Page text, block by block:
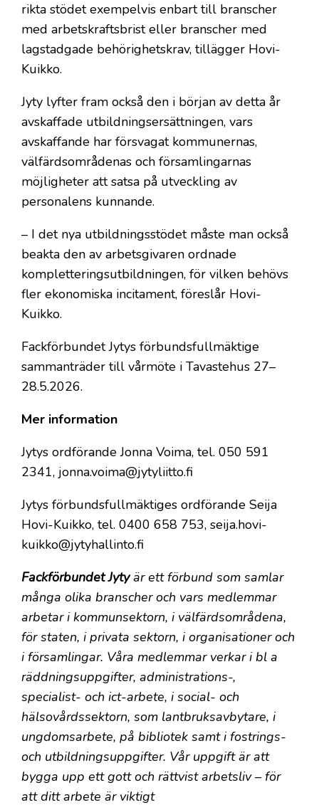
rikta stödet exempelvis enbart till branscher
med arbetskraftsbrist eller branscher med
lagstadgade behörighetskrav, tillägger Hovi-
Kuikko.
Jyty lyfter fram också den i början av detta år
avskaffade utbildningsersättningen, vars
avskaffande har försvagat kommunernas,
välfärdsområdenas och församlingarnas
möjligheter att satsa på utveckling av
personalens kunnande.
– I det nya utbildningsstödet måste man också
beakta den av arbetsgivaren ordnade
kompletteringsutbildningen, för vilken behövs
fler ekonomiska incitament, föreslår Hovi-
Kuikko.
Fackförbundet Jytys förbundsfullmäktige
sammanträder till vårmöte i Tavastehus 27–
28.5.2026.
Mer information
Jytys ordförande Jonna Voima, tel. 050 591
2341, jonna.voima@jytyliitto.fi
Jytys förbundsfullmäktiges ordförande Seija
Hovi-Kuikko, tel. 0400 658 753, seija.hovi-
kuikko@jytyhallinto.fi
Fackförbundet Jytyär ett förbund som samlar
många olika branscher och vars medlemmar
arbetar i kommunsektorn, i välfärdsområdena,
för staten, i privata sektorn, i organisationer och
i församlingar. Våra medlemmar verkar i bl a
räddningsuppgifter, administrations-,
specialist- och ict-arbete, i social- och
hälsovårdssektorn, som lantbruksavbytare, i
ungdomsarbete, på bibliotek samt i fostrings-
och utbildningsuppgifter. Vår uppgift är att
bygga upp ett gott och rättvist arbetsliv – för
att ditt arbete är viktigt